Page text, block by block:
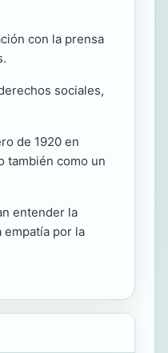
con la prensa
sociales,
de 1920 en
también como un
entender la
empatía por la